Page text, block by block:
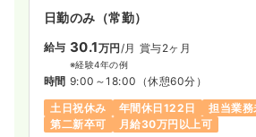
■同グループのSMO事業には、同社のほ
EC」「（株）アイロムCS」「（株）ア
ており、従業員数や売上高は業界トップ
の実績は2,245施設にのぼります（2020
に拠点を有し、全国各地の案件を受託。
齢者疾患などの領域に強みをもっていま
日勤のみ（常勤）
給与 30.1万円/月 賞与2ヶ月
※経験4年の例
時間 9:00～18:00 （休憩60分）
土日祝休み
年間休日122日
担当業
第二新卒可
月給30万円以上可